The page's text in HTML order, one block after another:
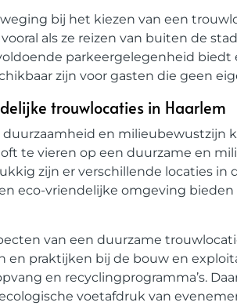
bij het kiezen van een
als ze reizen van buiten de
parkeergelegenheid biedt
zijn voor gasten die geen
trouwlocaties in Haarlem
en milieubewustzijn
te vieren op een duurzame en
zijn er verschillende locaties in
eco-vriendelijke omgeving
van een duurzame
praktijken bij de bouw en
en recyclingprogramma’s.
voetafdruk van